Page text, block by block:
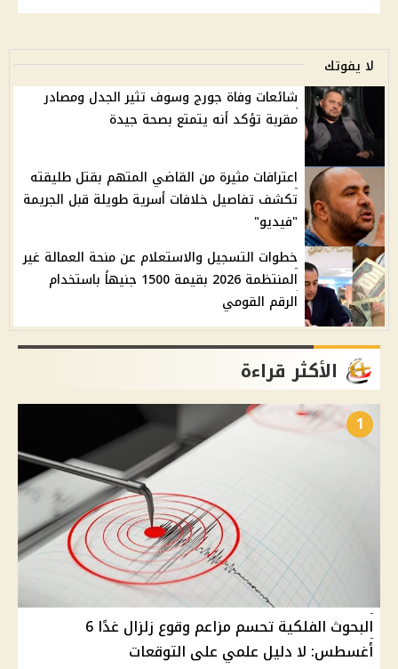
لا يفوتك
شائعات وفاة جورج وسوف تثير الجدل ومصادر
مقربة تؤكد أنه يتمتع بصحة جيدة
اعترافات مثيرة من القاضي المتهم بقتل طليقته
تكشف تفاصيل خلافات أسرية طويلة قبل الجريمة
"فيديو"
خطوات التسجيل والاستعلام عن منحة العمالة غير
المنتظمة 2026 بقيمة 1500 جنيهاً باستخدام
الرقم القومي
الأكثر قراءة
1
البحوث الفلكية تحسم مزاعم وقوع زلزال غدًا 6
أغسطس: لا دليل علمي على التوقعات